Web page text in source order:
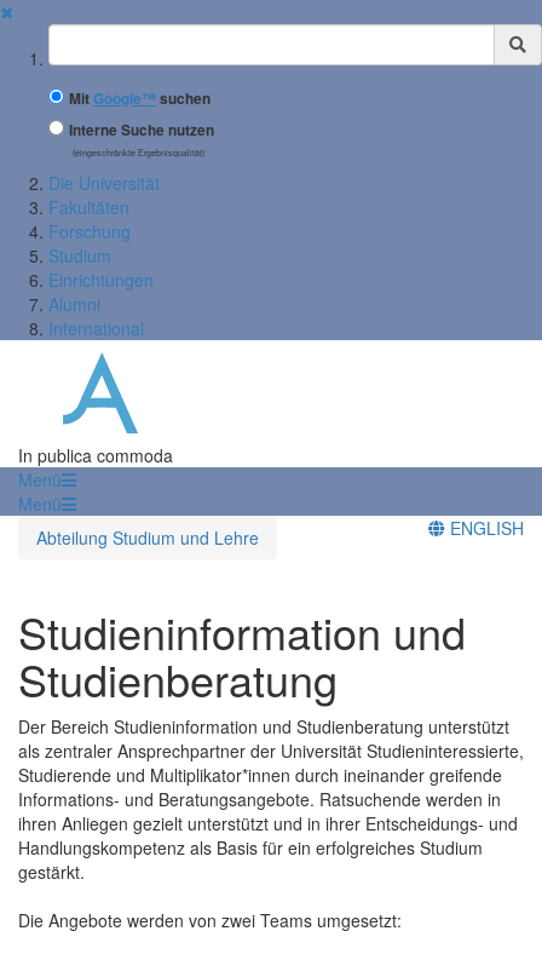
✖
Suchbegriff
MitGoogle™ suchen
Interne Suche nutzen
(eingeschränkte Ergebnisqualität)
Die Universität
Fakultäten
Forschung
Studium
Einrichtungen
Alumni
International
In publica commoda
Menü
Menü
Abteilung Studium und Lehre
ENGLISH
Studieninformation und
Studienberatung
Der Bereich Studieninformation und Studienberatung unterstützt
als zentraler Ansprechpartner der Universität Studieninteressierte,
Studierende und Multiplikator*innen durch ineinander greifende
Informations- und Beratungsangebote. Ratsuchende werden in
ihren Anliegen gezielt unterstützt und in ihrer Entscheidungs- und
Handlungskompetenz als Basis für ein erfolgreiches Studium
gestärkt.
Die Angebote werden von zwei Teams umgesetzt: